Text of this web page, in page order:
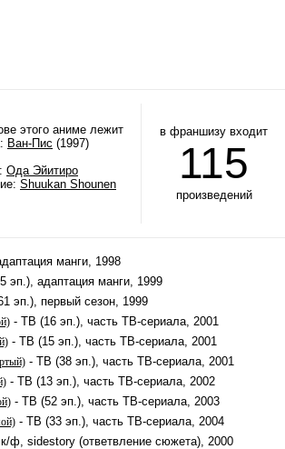
этого аниме лежит
Ван-Пис (1997)
Ода Эйитиро
Shuukan Shounen
в франшизу входит
115
произведений
манги, 1998
эп.), адаптация манги, 1999
эп.), первый сезон, 1999
- ТВ (16 эп.), часть ТВ-сериала, 2001
- ТВ (15 эп.), часть ТВ-сериала, 2001
- ТВ (38 эп.), часть ТВ-сериала, 2001
- ТВ (13 эп.), часть ТВ-сериала, 2002
- ТВ (52 эп.), часть ТВ-сериала, 2003
- ТВ (33 эп.), часть ТВ-сериала, 2004
ф, sidestory (ответвление сюжета), 2000